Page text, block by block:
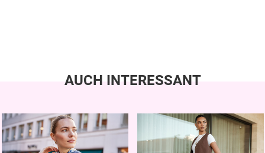
AUCH INTERESSANT